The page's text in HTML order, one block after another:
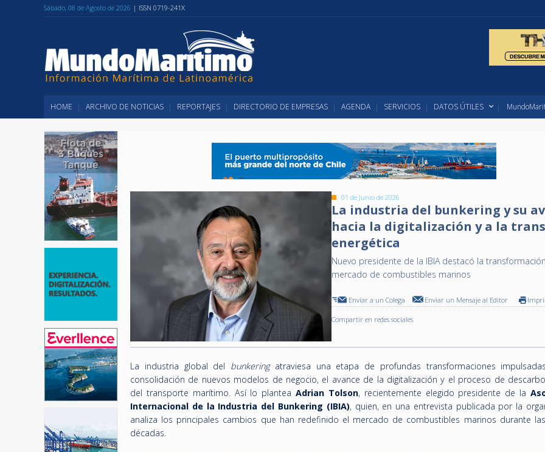
Sábado, 08 de Agosto de 2026 | ISSN 0719-241X
HOME ARCHIVO DE NOTICIAS REPORTAJES DIRECTORIO DE EMPRESAS AGENDA SERVICIOS DATOS ÚTILES
01 de Junio de 2026
La industria del bunkering y su
hacia la digitalización y a la
energética
Nuevo presidente de la IBIA destacó la
mercado de combustibles marinos
Enviar a un Colega Enviar un Mensaje al Editor
Compartir en redes sociales
La industria global del bunkeringatraviesa una etapa de profundas transformaciones
consolidación de nuevos modelos de negocio, el avance de la digitalización y el proceso de
del transporte marítimo. Así lo planteaAdrian Tolson, recientemente elegido presidente de la
Internacional de la Industria del Bunkering (IBIA), quien, en una entrevista publicada por la
analiza los principales cambios que han redefinido el mercado de combustibles marinos durante
décadas.